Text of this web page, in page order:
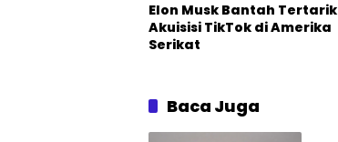
Elon Musk Bantah Tertarik
Akuisisi TikTok di Amerika
Serikat
Baca Juga